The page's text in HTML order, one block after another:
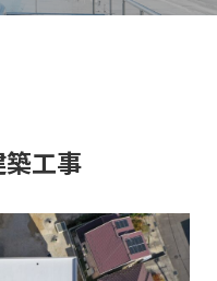
工事